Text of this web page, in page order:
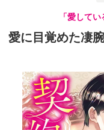
「愛して
愛に目覚めた凄